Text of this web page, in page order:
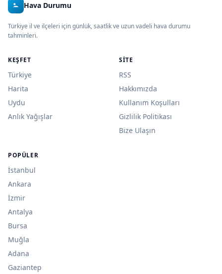
Hava Durumu
Türkiye il ve ilçeleri için günlük, saatlik ve uzun vadeli hava durumu
tahminleri.
KEŞFET
Türkiye
Harita
Uydu
Anlık Yağışlar
SITE
RSS
Hakkımızda
Kullanım Koşulları
Gizlilik Politikası
Bize Ulaşın
POPÜLER
İstanbul
Ankara
İzmir
Antalya
Bursa
Muğla
Adana
Gaziantep